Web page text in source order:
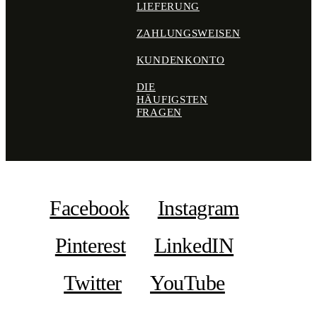
LIEFERUNG
ZAHLUNGSWEISEN
KUNDENKONTO
DIE
HÄUFIGSTEN
FRAGEN
Facebook
Instagram
Pinterest
LinkedIN
Twitter
YouTube